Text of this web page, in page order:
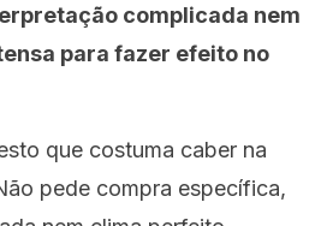
complicada nem
para fazer efeito no
que costuma caber na
pede compra específica,